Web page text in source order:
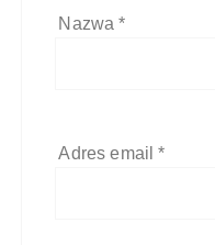
Nazwa*
Adres email*